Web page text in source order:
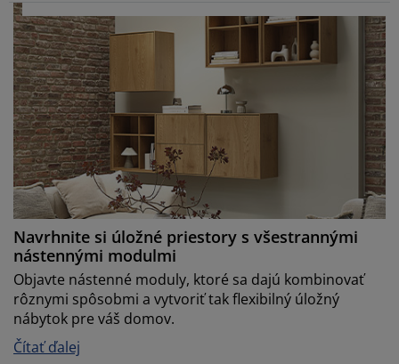
Navrhnite si úložné priestory s všestrannými
nástennými modulmi
Objavte nástenné moduly, ktoré sa dajú kombinovať
rôznymi spôsobmi a vytvoriť tak flexibilný úložný
nábytok pre váš domov.
Čítať ďalej